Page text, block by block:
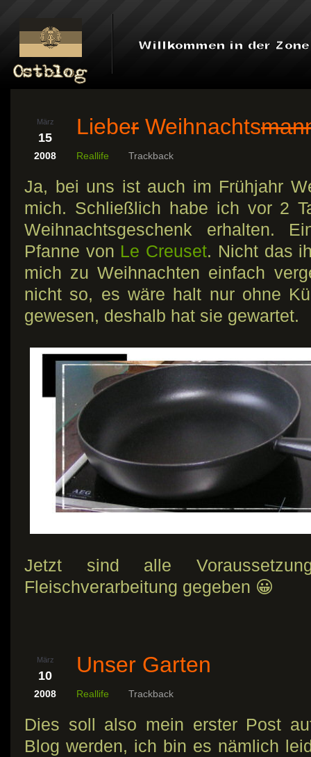
März
15
2008
Lieber Weihnachts
Reallife Trackback
Ja, bei uns ist auch im Frühjahr
mich. Schließlich habe ich vor 2
Weihnachtsgeschenk erhalten.
Pfanne von Le Creuset. Nicht das
mich zu Weihnachten einfach
nicht so, es wäre halt nur ohne
gewesen, deshalb hat sie gewartet.
Jetzt sind alle
Fleischverarbeitung gegeben 😀
März
10
2008
Unser Garten
Reallife Trackback
Dies soll also mein erster Post
Blog werden, ich bin es nämlich